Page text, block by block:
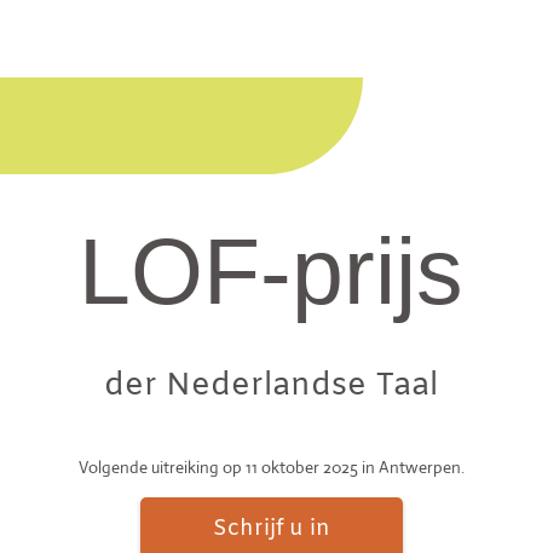
LOF-prijs
der Nederlandse Taal
Volgende uitreiking op 11 oktober 2025 in Antwerpen.
Schrijf u in